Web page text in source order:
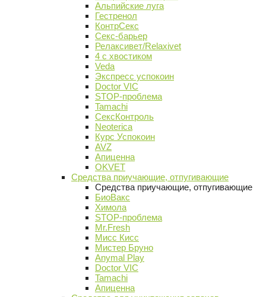
Альпийские луга
Гестренол
КонтрСекс
Секс-барьер
Релаксивет/Relaxivet
4 с хвостиком
Veda
Экспресс успокоин
Doctor VIC
STOP-проблема
Tamachi
СексКонтроль
Neoterica
Курс Успокоин
AVZ
Апиценна
OKVET
Средства приучающие, отпугивающие
Средства приучающие, отпугивающие
БиоВакс
Химола
STOP-проблема
Mr.Fresh
Мисс Кисс
Мистер Бруно
Anymal Play
Doctor VIC
Tamachi
Апиценна